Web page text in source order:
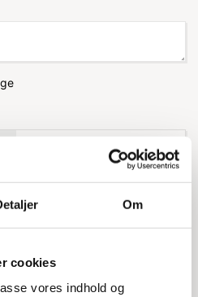
Om
cookies
vores indhold og
til
er designet til at
nemmere. Med